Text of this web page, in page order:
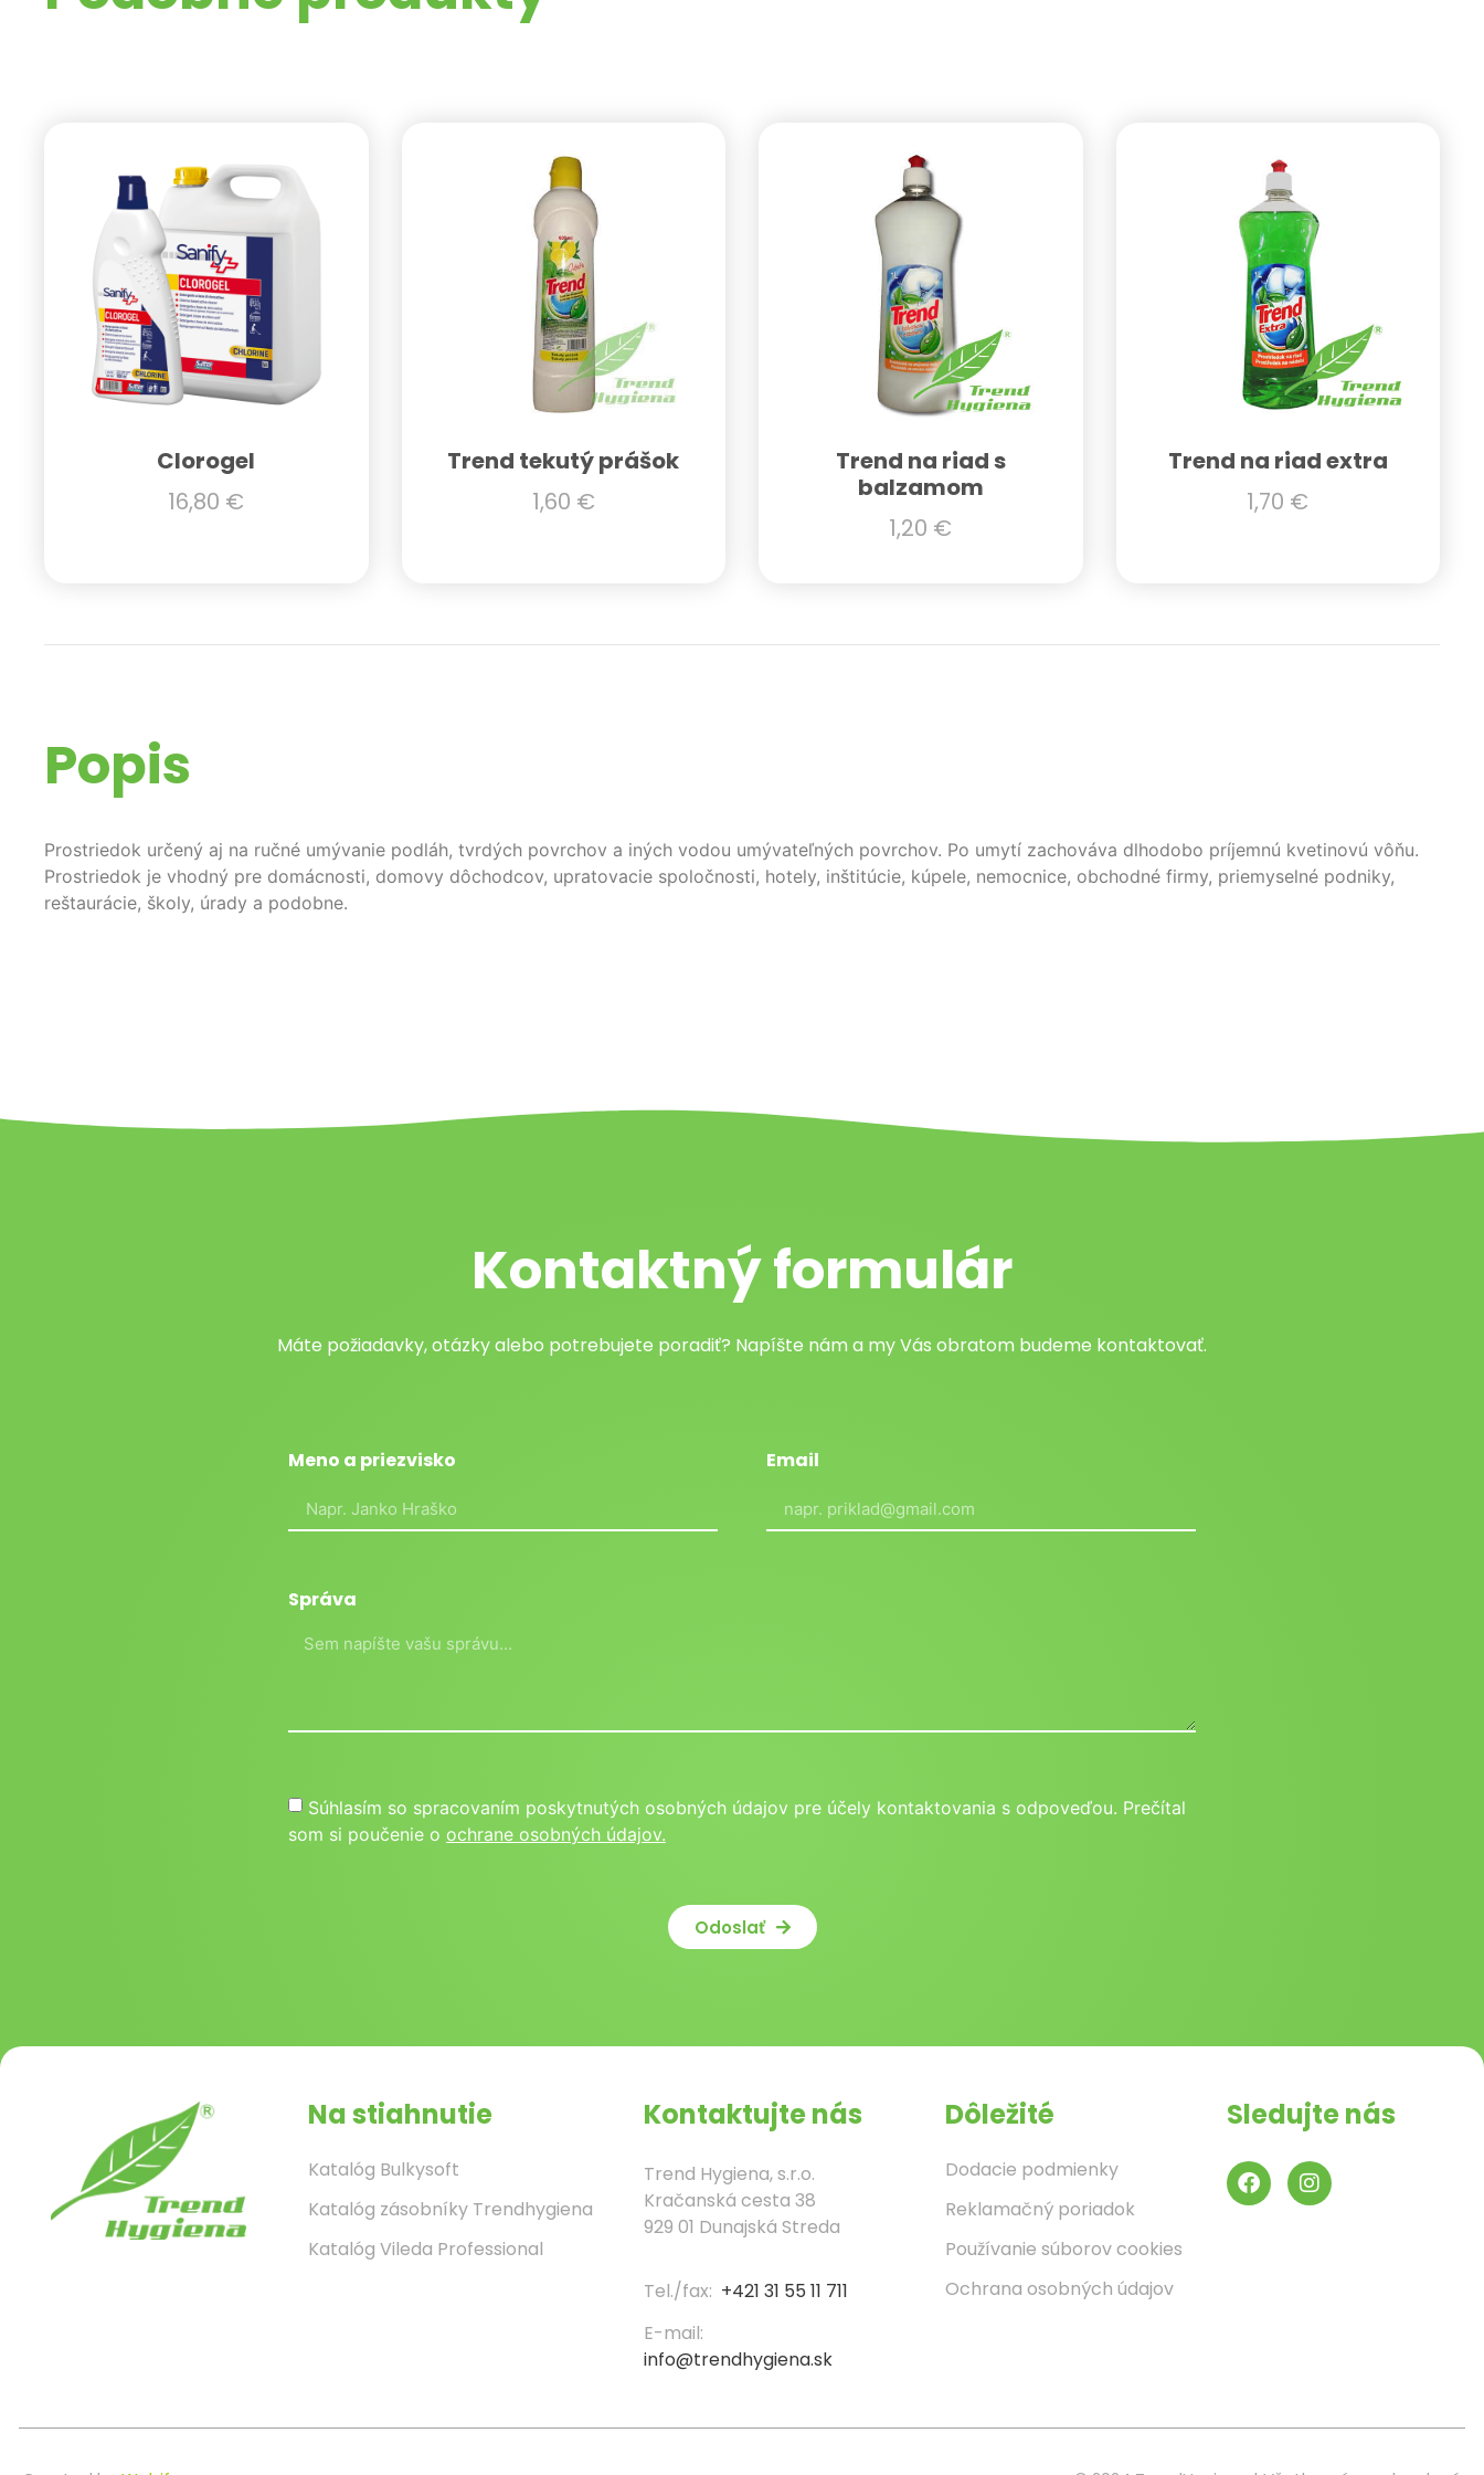
Clorogel
16,80 €
Trend tekutý prášok
1,60 €
Trend na riad s
balzamom
1,20 €
Trend na riad extra
1,70 €
Popis
Prostriedok určený aj na ručné umývanie podláh, tvrdých povrchov a iných vodou umývateľných povrchov. Po umytí zachováva dlhodobo príjemnú kvetinovú vôňu.
Prostriedok je vhodný pre domácnosti, domovy dôchodcov, upratovacie spoločnosti, hotely, inštitúcie, kúpele, nemocnice, obchodné firmy, priemyselné podniky,
reštaurácie, školy, úrady a podobne.
Kontaktný formulár
Máte požiadavky, otázky alebo potrebujete poradiť? Napíšte nám a my Vás obratom budeme kontaktovať.
Meno a priezvisko Email
Správa
Súhlasím so spracovaním poskytnutých osobných údajov pre účely kontaktovania s odpoveďou. Prečítal
som si poučenie o ochrane osobných údajov.
Odoslať
Na stiahnutie
Katalóg Bulkysoft
Katalóg zásobníky Trendhygiena
Katalóg Vileda Professional
Kontaktujte nás
Trend Hygiena, s.r.o.
Kračanská cesta 38
929 01 Dunajská Streda
Tel./fax: +421 31 55 11 711
E-mail:
info@trendhygiena.sk
Dôležité
Dodacie podmienky
Reklamačný poriadok
Používanie súborov cookies
Ochrana osobných údajov
Sledujte nás